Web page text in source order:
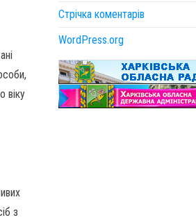
віку
з
Стрічка коментарів
WordPress.org